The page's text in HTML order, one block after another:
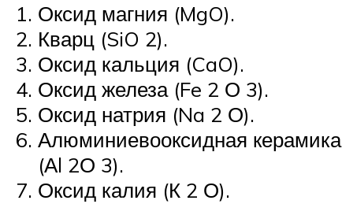
Оксид магния (MgO).
Кварц (SiO 2).
Оксид кальция (CaO).
Оксид железа (Fe 2 О 3).
Оксид натрия (Na 2 О).
Алюминиевооксидная керамика
(Аl 2О 3).
Оксид калия (К 2 О).